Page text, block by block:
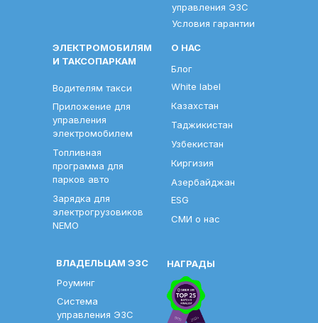
управления ЭЗС
Условия гарантии
Приложение для
управления
электромобилем
Водителям такси
Топливная
программа для
парков авто
Зарядка для
электрогрузовиков
NEMO
Блог
Азербайджан
Киргизия
Узбекистан
Таджикистан
Казахстан
White label
СМИ о нас
ESG
Роуминг
Система
управления ЭЗС
ВЛАДЕЛЬЦАМ ЭЗС
О НАС
ЭЛЕКТРОМОБИЛЯМ
И ТАКСОПАРКАМ
НАГРАДЫ